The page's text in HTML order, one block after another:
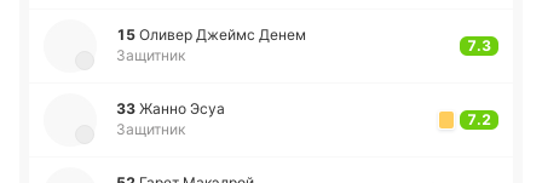
15 Оливер Джеймс Денем
Защитник
7.3
33 Жанно Эсуа
Защитник
7.2